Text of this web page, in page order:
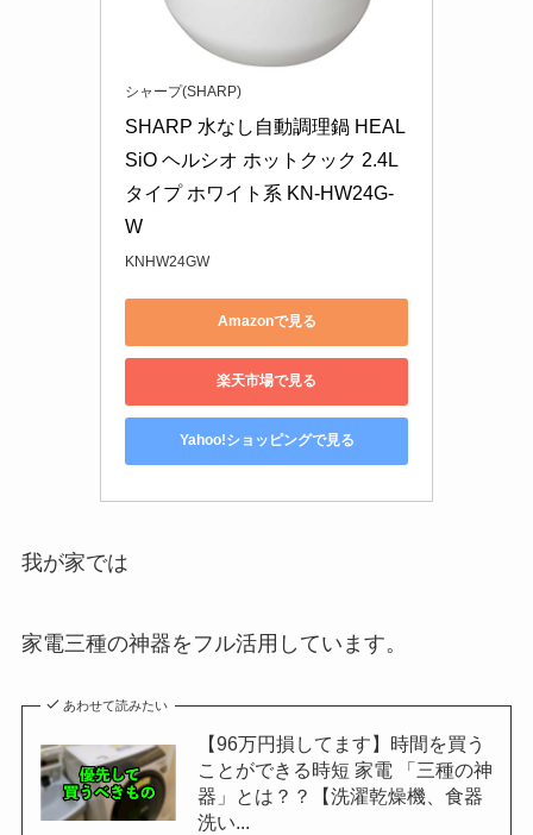
シャープ(SHARP)
SHARP 水なし自動調理鍋 HEAL
SiO ヘルシオ ホットクック 2.4L
タイプ ホワイト系 KN-HW24G-
W
KNHW24GW
Amazonで見る
楽天市場で見る
Yahoo!ショッピングで見る
我が家では
家電三種の神器をフル活用しています。
あわせて読みたい
【96万円損してます】時間を買う
ことができる時短 家電 「三種の神
器」とは？？【洗濯乾燥機、食器
洗い...